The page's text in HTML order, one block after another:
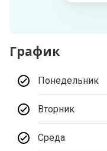
График
Понедельник
Вторник
Среда